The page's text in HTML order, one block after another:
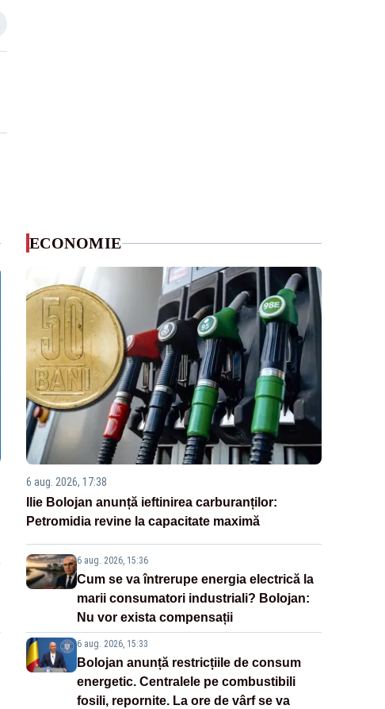
ECONOMIE
6 aug. 2026, 17:38
Ilie Bolojan anunță ieftinirea carburanților:
Petromidia revine la capacitate maximă
6 aug. 2026, 15:36
Cum se va întrerupe energia electrică la
marii consumatori industriali? Bolojan:
Nu vor exista compensații
6 aug. 2026, 15:33
Bolojan anunță restricțiile de consum
energetic. Centralele pe combustibili
fosili, repornite. La ore de vârf se va